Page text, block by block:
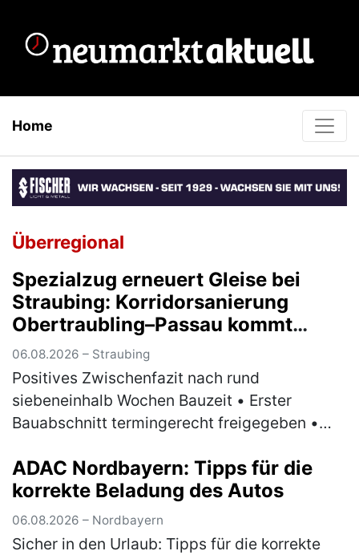
Home
Überregional
Spezialzug erneuert Gleise bei
Straubing: Korridorsanierung
Obertraubling–Passau kommt
planmäßig voran
06.08.2026 – Straubing
Positives Zwischenfazit nach rund
siebeneinhalb Wochen Bauzeit • Erster
Bauabschnitt termingerecht freigegeben •
Herausforderungen stabilisiert •
Spezialmaschine erneue…(mehr)
ADAC Nordbayern: Tipps für die
korrekte Beladung des Autos
06.08.2026 – Nordbayern
Sicher in den Urlaub: Tipps für die korrekte